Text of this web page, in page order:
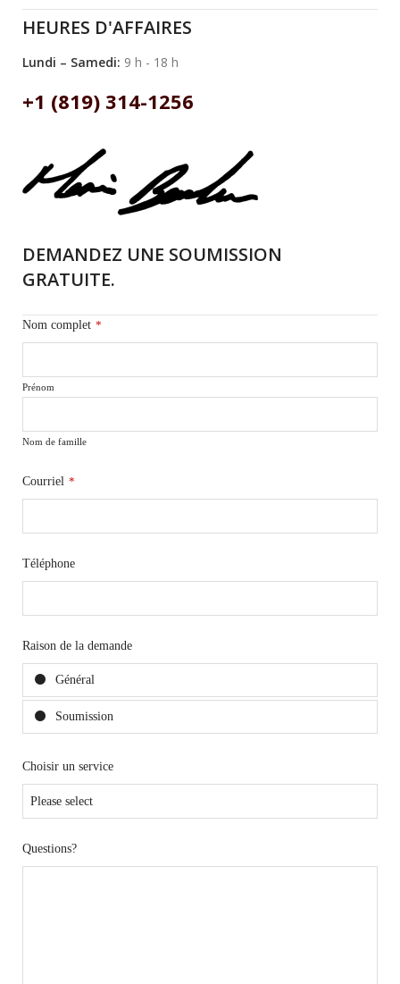
HEURES D'AFFAIRES
Lundi – Samedi: 9 h - 18 h
+1 (819) 314-1256
DEMANDEZ UNE SOUMISSION
GRATUITE.
Nom complet *
Prénom
Nom de famille
Courriel *
Téléphone
Raison de la demande
Général
Soumission
Choisir un service
Questions?